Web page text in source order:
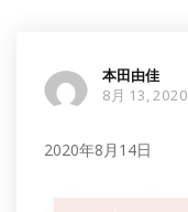
本田由佳
8月 13, 2020
2020年8月14日